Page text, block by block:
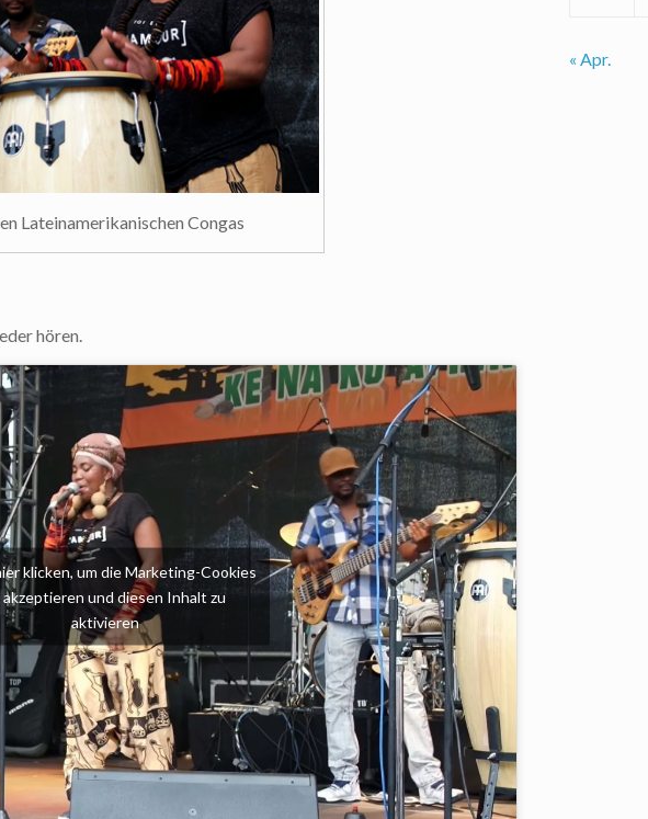
Lateinamerikanischen Congas
hören.
klicken, um die Marketing-Cookies
akzeptieren und diesen Inhalt zu
aktivieren
« Apr.